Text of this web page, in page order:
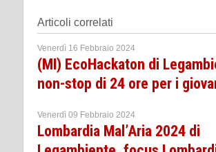
Articoli correlati
Venerdì 16 Febbraio 2024
(MI) EcoHackaton di
non-stop di 24 ore per i
Venerdì 09 Febbraio 2024
Lombardia Mal’Aria 2024 di